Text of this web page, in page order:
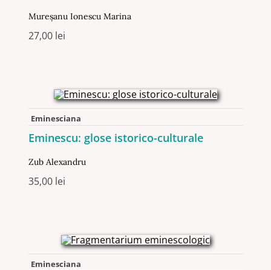
Mureşanu Ionescu Marina
27,00 lei
Eminesciana
Eminescu: glose istorico-culturale
Zub Alexandru
35,00 lei
Eminesciana